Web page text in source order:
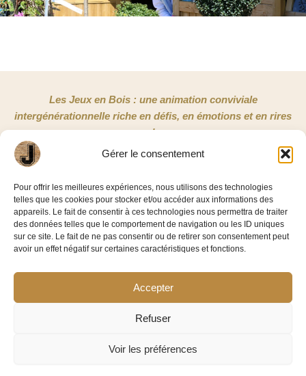
Gérer le consentement
Pour offrir les meilleures expériences, nous utilisons des technologies
telles que les cookies pour stocker et/ou accéder aux informations des
appareils. Le fait de consentir à ces technologies nous permettra de traiter
des données telles que le comportement de navigation ou les ID uniques
sur ce site. Le fait de ne pas consentir ou de retirer son consentement peut
avoir un effet négatif sur certaines caractéristiques et fonctions.
Accepter
Refuser
Voir les préférences
Les Jeux en Bois : une animation conviviale
intergénérationnelle riche en défis, en émotions et en rires
!
Jeux en Bois 33
3/5 rue Copernic
33185 Le Haillan
06 58 86 42 11